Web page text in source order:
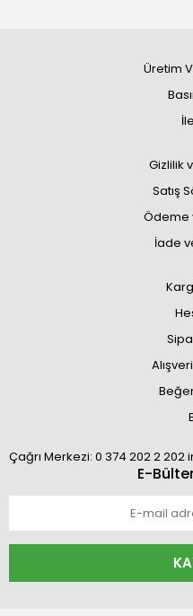
Üretim
Gizlilik
Satış
Ödeme
İade
Çağrı Merkezi: 0 374 202 2
E-